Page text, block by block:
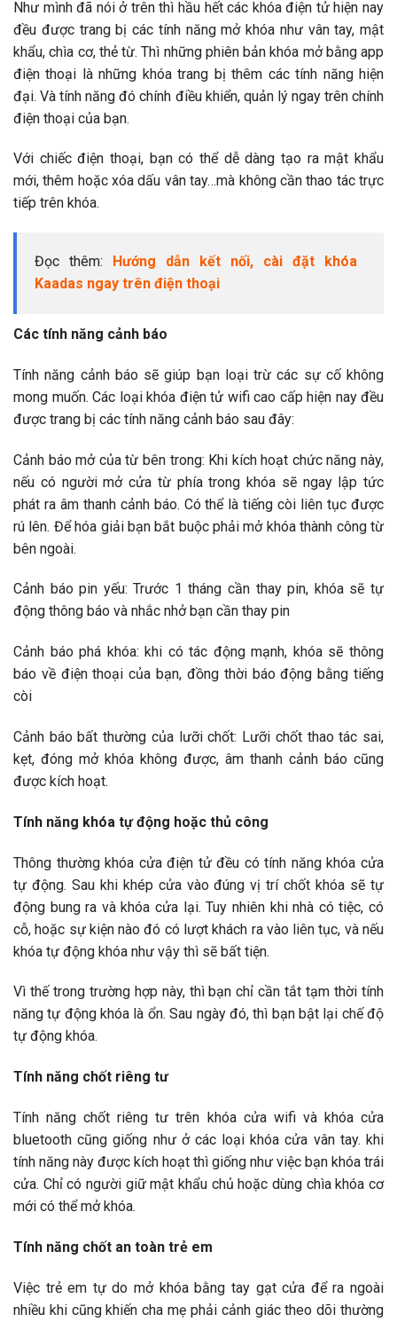
Như mình đã nói ở trên thì hầu hết các khóa điện tử hiện nay
đều được trang bị các tính năng mở khóa như vân tay, mật
khẩu, chìa cơ, thẻ từ. Thì những phiên bản khóa mở bằng app
điện thoại là những khóa trang bị thêm các tính năng hiện
đại. Và tính năng đó chính điều khiển, quản lý ngay trên chính
điện thoại của bạn.
Với chiếc điện thoại, bạn có thể dễ dàng tạo ra mật khẩu
mới, thêm hoặc xóa dấu vân tay…mà không cần thao tác trực
tiếp trên khóa.
Đọc thêm:
Hướng dẫn kết nối, cài đặt khóa
Kaadas ngay trên điện thoại
Các tính năng cảnh báo
Tính năng cảnh báo sẽ giúp bạn loại trừ các sự cố không
mong muốn. Các loại khóa điện tử wifi cao cấp hiện nay đều
được trang bị các tính năng cảnh báo sau đây:
Cảnh báo mở của từ bên trong: Khi kích hoạt chức năng này,
nếu có người mở cửa từ phía trong khóa sẽ ngay lập tức
phát ra âm thanh cảnh báo. Có thể là tiếng còi liên tục được
rú lên. Để hóa giải bạn bắt buộc phải mở khóa thành công từ
bên ngoài.
Cảnh báo pin yếu: Trước 1 tháng cần thay pin, khóa sẽ tự
động thông báo và nhắc nhở bạn cần thay pin
Cảnh báo phá khóa: khi có tác động mạnh, khóa sẽ thông
báo về điện thoại của bạn, đồng thời báo động bằng tiếng
còi
Cảnh báo bất thường của lưỡi chốt: Lưỡi chốt thao tác sai,
kẹt, đóng mở khóa không được, âm thanh cảnh báo cũng
được kích hoạt.
Tính năng khóa tự động hoặc thủ công
Thông thường khóa cửa điện tử đều có tính năng khóa cửa
tự động. Sau khi khép cửa vào đúng vị trí chốt khóa sẽ tự
động bung ra và khóa cửa lại. Tuy nhiên khi nhà có tiệc, có
cỗ, hoặc sự kiện nào đó có lượt khách ra vào liên tục, và nếu
khóa tự động khóa như vậy thì sẽ bất tiện.
Vì thế trong trường hợp này, thì bạn chỉ cần tắt tạm thời tính
năng tự động khóa là ổn. Sau ngày đó, thì bạn bật lại chế độ
tự động khóa.
Tính năng chốt riêng tư
Tính năng chốt riêng tư trên khóa cửa wifi và khóa cửa
bluetooth cũng giống như ở các loại khóa cửa vân tay. khi
tính năng này được kích hoạt thì giống như việc bạn khóa trái
cửa. Chỉ có người giữ mật khẩu chủ hoặc dùng chìa khóa cơ
mới có thể mở khóa.
Tính năng chốt an toàn trẻ em
Việc trẻ em tự do mở khóa bằng tay gạt cửa để ra ngoài
nhiều khi cũng khiến cha mẹ phải cảnh giác theo dõi thường